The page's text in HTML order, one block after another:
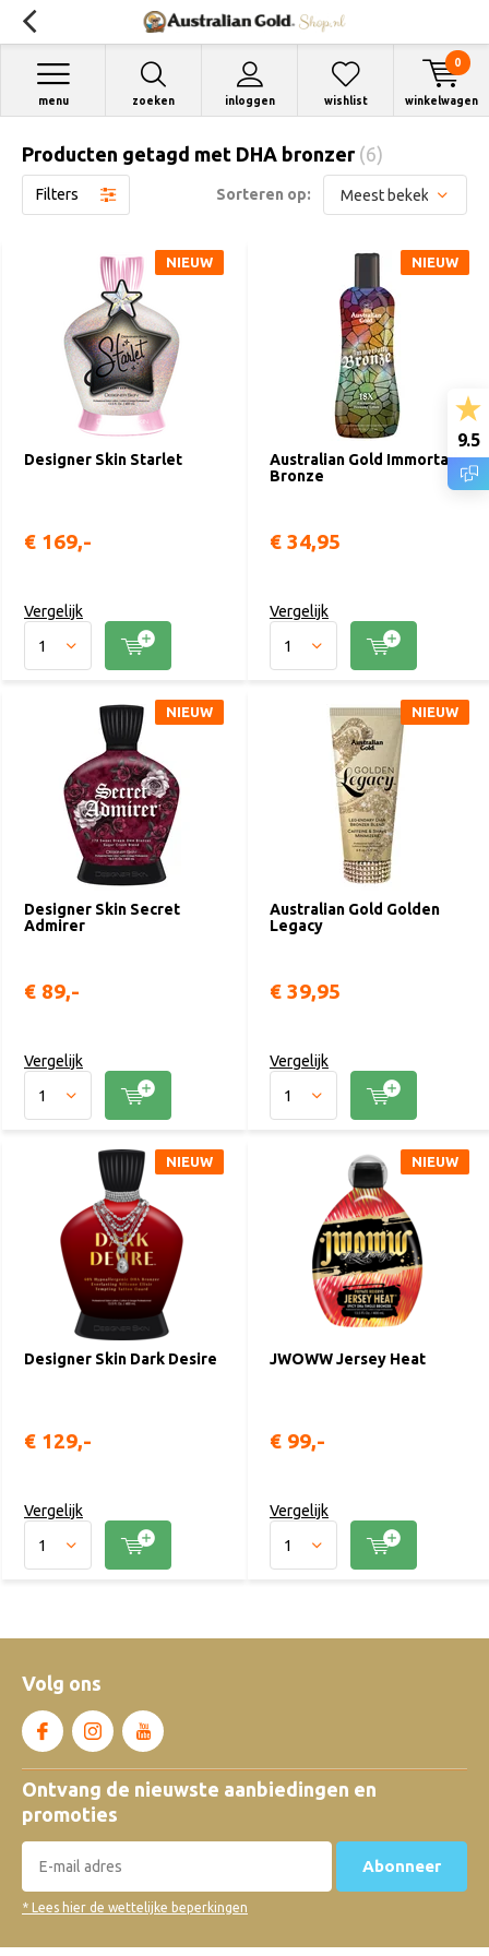
zoeken inloggen
menu wishlist winkelwagen
0
Producten getagd met DHA bronzer (6)
Filters Sorteren op:
Designer Skin Starlet
NIEUW
€ 169,-
Vergelijk
Australian Gold Immortally
Bronze
NIEUW
€ 34,95
Vergelijk
Designer Skin Secret
Admirer
NIEUW
€ 89,-
Vergelijk
Australian Gold Golden
Legacy
NIEUW
€ 39,95
Vergelijk
Designer Skin Dark Desire
NIEUW
€ 129,-
Vergelijk
JWOWW Jersey Heat
NIEUW
€ 99,-
Vergelijk
Volg ons
Ontvang de nieuwste aanbiedingen en
promoties
Abonneer
* Lees hier de wettelijke beperkingen
9.5